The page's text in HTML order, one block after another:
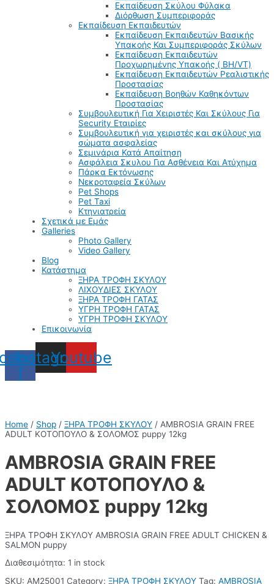
Εκπαίδευση Σκύλου Φύλακα
Διόρθωση Συμπεριφοράς
Εκπαίδευση Εκπαιδευτών
Εκπαίδευση Εκπαιδευτών Βασικής
Υπακοής Και Συμπεριφοράς Σκύλων
Εκπαίδευση Εκπαιδευτών
Προχωρημένης Υπακοής ( BH/VT)
Εκπαίδευση Εκπαιδευτών Ρεαλιστικής
Προστασίας
Εκπαίδευση Βοηθών Καθηκόντων
Προστασίας
Συμβουλευτική Για Χειριστές Και Σκύλους Για
Security Εταιρίες
Συμβουλευτική για χειριστές και σκύλους για
σώματα ασφαλείας
Σεμινάρια Κατά Απαίτηση
Ασφάλεια Σκυλου Για Ασθένεια Και Ατύχημα
Πάρκα Εκτόνωσης
Νεκροταφεία Σκύλων
Pet Shops
Pet Taxi
Κτηνιατρεία
Σχετικά με Εμάς
Galleries
Photo Gallery
Video Gallery
Blog
Κατάστημα
ΞΗΡΑ ΤΡΟΦΗ ΣΚΥΛΟΥ
ΛΙΧΟΥΔΙΕΣ ΣΚΥΛΟΥ
ΞΗΡΑ ΤΡΟΦΗ ΓΑΤΑΣ
ΥΓΡΗ ΤΡΟΦΗ ΓΑΤΑΣ
ΥΓΡΗ ΤΡΟΦΗ ΣΚΥΛΟΥ
Επικοινωνία
f
Instagram
Youtube
Home / Shop / ΞΗΡΑ ΤΡΟΦΗ ΣΚΥΛΟΥ / AMBROSIA GRAIN FREE
ADULT ΚΟΤΟΠΟΥΛΟ & ΣΟΛΟΜΟΣ puppy 12kg
AMBROSIA GRAIN FREE
ADULT ΚΟΤΟΠΟΥΛΟ &
ΣΟΛΟΜΟΣ puppy 12kg
ΞΗΡΑ ΤΡΟΦΗ ΣΚΥΛΟΥ AMBROSIA GRAIN FREE ADULT CHICKEN &
SALMON puppy
Διαθεσιμότητα: 1 in stock
SKU: AM25001 Category: ΞΗΡΑ ΤΡΟΦΗ ΣΚΥΛΟΥ Tag: AMBROSIA